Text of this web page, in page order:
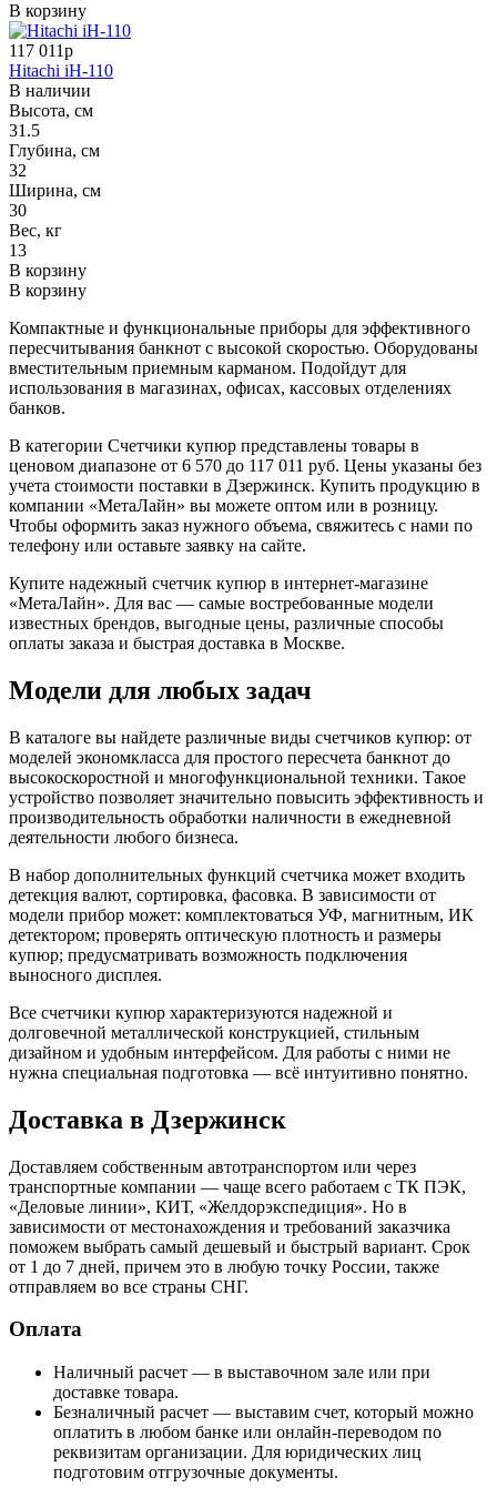
В корзину
117 011р
Hitachi iH-110
В наличии
Высота, см
31.5
Глубина, см
32
Ширина, см
30
Вес, кг
13
В корзину
В корзину
Компактные и функциональные приборы для эффективного
пересчитывания банкнот с высокой скоростью. Оборудованы
вместительным приемным карманом. Подойдут для
использования в магазинах, офисах, кассовых отделениях
банков.
В категории Счетчики купюр представлены товары в
ценовом диапазоне от 6 570 до 117 011 руб. Цены указаны без
учета стоимости поставки в Дзержинск. Купить продукцию в
компании «МетаЛайн» вы можете оптом или в розницу.
Чтобы оформить заказ нужного объема, свяжитесь с нами по
телефону или оставьте заявку на сайте.
Купите надежный счетчик купюр в интернет-магазине
«МетаЛайн». Для вас — самые востребованные модели
известных брендов, выгодные цены, различные способы
оплаты заказа и быстрая доставка в Москве.
Модели для любых задач
В каталоге вы найдете различные виды счетчиков купюр: от
моделей экономкласса для простого пересчета банкнот до
высокоскоростной и многофункциональной техники. Такое
устройство позволяет значительно повысить эффективность и
производительность обработки наличности в ежедневной
деятельности любого бизнеса.
В набор дополнительных функций счетчика может входить
детекция валют, сортировка, фасовка. В зависимости от
модели прибор может: комплектоваться УФ, магнитным, ИК
детектором; проверять оптическую плотность и размеры
купюр; предусматривать возможность подключения
выносного дисплея.
Все счетчики купюр характеризуются надежной и
долговечной металлической конструкцией, стильным
дизайном и удобным интерфейсом. Для работы с ними не
нужна специальная подготовка — всё интуитивно понятно.
Доставка в Дзержинск
Доставляем собственным автотранспортом или через
транспортные компании — чаще всего работаем с ТК ПЭК,
«Деловые линии», КИТ, «Желдорэкспедиция». Но в
зависимости от местонахождения и требований заказчика
поможем выбрать самый дешевый и быстрый вариант. Срок
от 1 до 7 дней, причем это в любую точку России, также
отправляем во все страны СНГ.
Оплата
Наличный расчет — в выставочном зале или при
доставке товара.
Безналичный расчет — выставим счет, который можно
оплатить в любом банке или онлайн-переводом по
реквизитам организации. Для юридических лиц
подготовим отгрузочные документы.